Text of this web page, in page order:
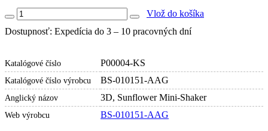
Vlož do košíka
Dostupnosť: Expedícia do 3 – 10 pracovných dní
Katalógové číslo P00004-KS
Katalógové číslo výrobcu BS-010151-AAG
Anglický názov 3D, Sunflower Mini-Shaker
Web výrobcu BS-010151-AAG